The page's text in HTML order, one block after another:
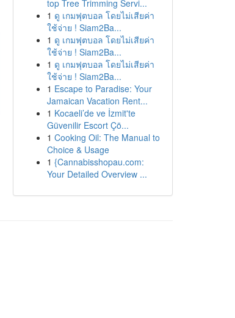
top Tree Trimming Servi...
1 ดู เกมฟุตบอล โดยไม่เสียค่า
ใช้จ่าย ! Siam2Ba...
1 ดู เกมฟุตบอล โดยไม่เสียค่า
ใช้จ่าย ! Siam2Ba...
1 ดู เกมฟุตบอล โดยไม่เสียค่า
ใช้จ่าย ! Siam2Ba...
1 Escape to Paradise: Your
Jamaican Vacation Rent...
1 Kocaeli’de ve İzmit'te
Güvenilir Escort Çö...
1 Cooking Oil: The Manual to
Choice & Usage
1 {Cannabisshopau.com:
Your Detailed Overview ...